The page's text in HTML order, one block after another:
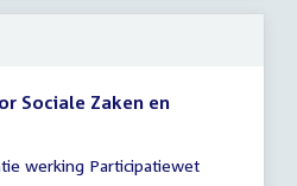
Sociale Zaken en
werking Participatiewet